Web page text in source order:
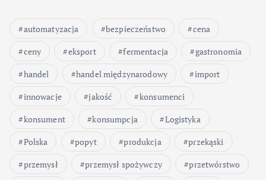
automatyzacja bezpieczeństwo
cena
ceny
eksport fermentacja
gastronomia
handel
handel międzynarodowy
import
innowacje
jakość
konsumenci
konsument
konsumpcja
Logistyka
Polska
popyt produkcja
przekąski
przemysł
przemysł spożywczy
przetwórstwo